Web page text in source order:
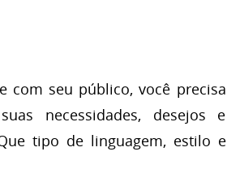
com seu público, você precisa
necessidades, desejos e
tipo de linguagem, estilo e